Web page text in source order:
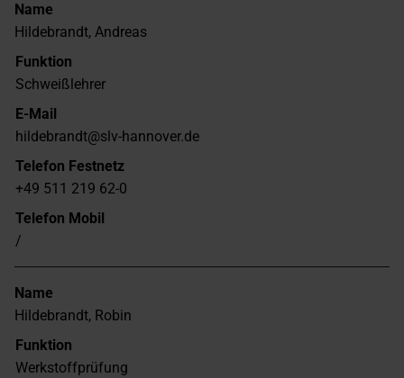
Name
Hildebrandt, Andreas
Funktion
Schweißlehrer
E-Mail
hildebrandt@slv-hannover.de
Telefon Festnetz
+49 511 219 62-0
Telefon Mobil
/
Name
Hildebrandt, Robin
Funktion
Werkstoffprüfung